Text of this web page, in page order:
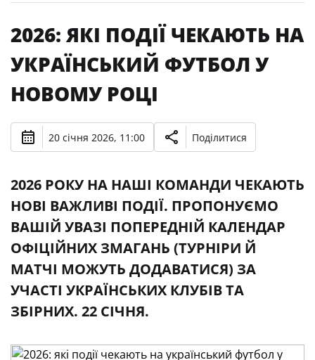
2026: ЯКІ ПОДІЇ ЧЕКАЮТЬ НА
УКРАЇНСЬКИЙ ФУТБОЛ У
НОВОМУ РОЦІ
20 січня 2026, 11:00 Поділитися
2026 РОКУ НА НАШІ КОМАНДИ ЧЕКАЮТЬ
НОВІ ВАЖЛИВІ ПОДІЇ. ПРОПОНУЄМО
ВАШІЙ УВАЗІ ПОПЕРЕДНІЙ КАЛЕНДАР
ОФІЦІЙНИХ ЗМАГАНЬ (ТУРНІРИ Й
МАТЧІ МОЖУТЬ ДОДАВАТИСЯ) ЗА
УЧАСТІ УКРАЇНСЬКИХ КЛУБІВ ТА
ЗБІРНИХ. 22 СІЧНЯ.